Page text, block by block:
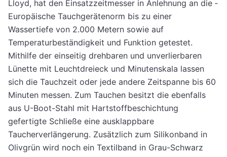
Lloyd, hat den Einsatzzeitmesser in Anlehnung an die ­
Europäische Tauchgerätenorm bis zu einer
Wassertiefe von 2.000 Metern sowie auf
Temperaturbeständigkeit und Funktion getestet.
Mithilfe der einseitig drehbaren und unverlierbaren
Lünette mit Leuchtdreieck und Minutenskala lassen
sich die Tauchzeit oder jede andere Zeitspanne bis 60
Minuten messen. Zum Tauchen besitzt die ebenfalls
aus U-Boot-Stahl mit Hartstoffbeschichtung
gefertigte Schließe eine ausklappbare
Taucherverlängerung. Zusätzlich zum Silikonband in
Olivgrün wird noch ein Textilband in Grau-Schwarz